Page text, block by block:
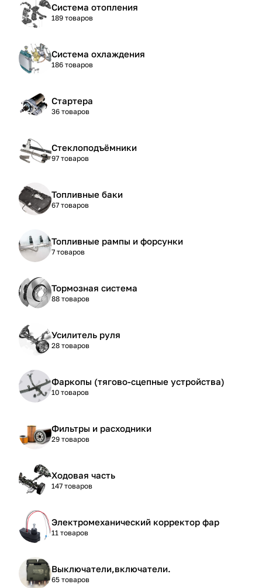
Система отопления
189 товаров
Система охлаждения
186 товаров
Стартера
36 товаров
Стеклоподъёмники
97 товаров
Топливные баки
67 товаров
Топливные рампы и форсунки
7 товаров
Тормозная система
88 товаров
Усилитель руля
28 товаров
Фаркопы (тягово-сцепные устройства)
10 товаров
Фильтры и расходники
29 товаров
Ходовая часть
147 товаров
Электромеханический корректор фар
11 товаров
Выключатели,включатели.
65 товаров